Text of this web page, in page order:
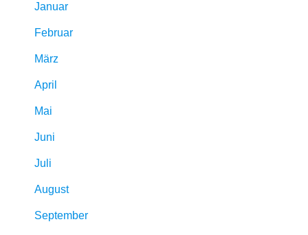
Januar
Februar
März
April
Mai
Juni
Juli
August
September